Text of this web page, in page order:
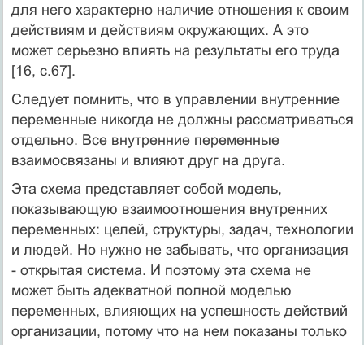
для него характерно наличие отношения к своим
действиям и действиям окружающих. А это
может серьезно влиять на результаты его труда
[16, c.67].
Следует помнить, что в управлении внутренние
переменные никогда не должны рассматриваться
отдельно. Все внутренние переменные
взаимосвязаны и влияют друг на друга.
Эта схема представляет собой модель,
показывающую взаимоотношения внутренних
переменных: целей, структуры, задач, технологии
и людей. Но нужно не забывать, что организация
- открытая система. И поэтому эта схема не
может быть адекватной полной моделью
переменных, влияющих на успешность действий
организации, потому что на нем показаны только